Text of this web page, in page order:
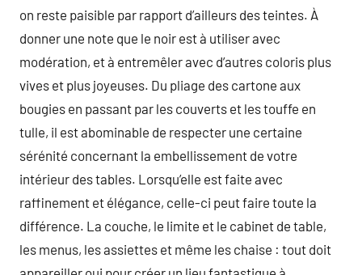
on reste paisible par rapport d’ailleurs des teintes. À
donner une note que le noir est à utiliser avec
modération, et à entremêler avec d’autres coloris plus
vives et plus joyeuses. Du pliage des cartone aux
bougies en passant par les couverts et les touffe en
tulle, il est abominable de respecter une certaine
sérénité concernant la embellissement de votre
intérieur des tables. Lorsqu’elle est faite avec
raffinement et élégance, celle-ci peut faire toute la
différence. La couche, le limite et le cabinet de table,
les menus, les assiettes et même les chaise : tout doit